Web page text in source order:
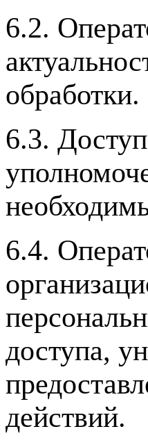
6.2.
обработки.
6.3.
6.4.
доступа,
действий.